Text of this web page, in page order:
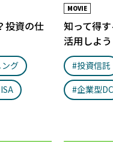
投資の仕
グ
MOVIE
知って得
活用しよう
#投資信託
#企業型DC